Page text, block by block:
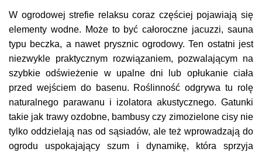
W ogrodowej strefie relaksu coraz częściej pojawiają się
elementy wodne. Może to być całoroczne jacuzzi, sauna
typu beczka, a nawet prysznic ogrodowy. Ten ostatni jest
niezwykle praktycznym rozwiązaniem, pozwalającym na
szybkie odświeżenie w upalne dni lub opłukanie ciała
przed wejściem do basenu. Roślinność odgrywa tu rolę
naturalnego parawanu i izolatora akustycznego. Gatunki
takie jak trawy ozdobne, bambusy czy zimozielone cisy nie
tylko oddzielają nas od sąsiadów, ale też wprowadzają do
ogrodu uspokajający szum i dynamikę, która sprzyja